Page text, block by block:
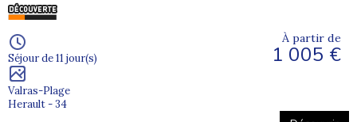
Séjour de 11 jour(s)
Valras-Plage
Herault - 34
À partir de
1 005 €